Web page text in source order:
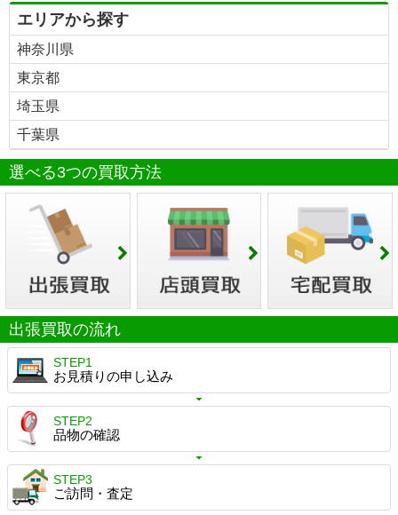
エリアから探す
神奈川県
東京都
埼玉県
千葉県
選べる3つの買取方法
出張買取の流れ
STEP1
お見積りの申し込み
STEP2
品物の確認
STEP3
ご訪問・査定